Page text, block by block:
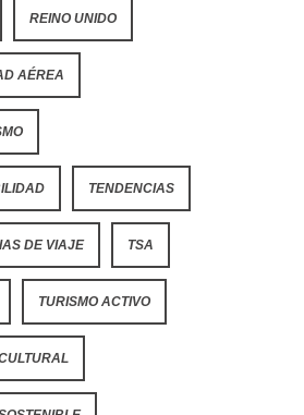
REINO UNIDO
AÉREA
TENDENCIAS
DE VIAJE TSA
TURISMO ACTIVO